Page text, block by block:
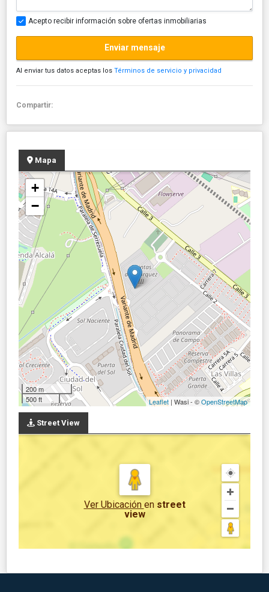
Acepto recibir información sobre ofertas inmobiliarias
Enviar mensaje
Al enviar tus datos aceptas los Términos de servicio y privacidad
Compartir:
Mapa
+
−
200 m
500 ft
Leaflet | Wasi - ©OpenStreetMap
Street View
Ver Ubicación en street
view